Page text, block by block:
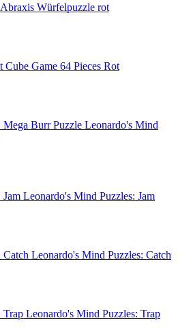
Abraxis Würfelpuzzle rot
Cube Game 64 Pieces Rot
Leonardo's Mind
Leonardo's Mind Puzzles: Jam
Leonardo's Mind Puzzles: Catch
Leonardo's Mind Puzzles: Trap